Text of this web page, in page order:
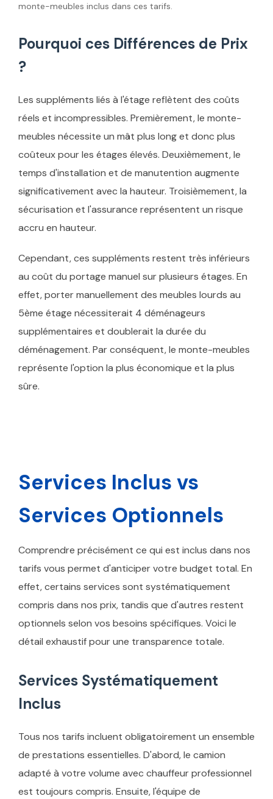
monte-meubles inclus dans ces tarifs.
Pourquoi ces Différences de Prix
?
Les suppléments liés à l'étage reflètent des coûts
réels et incompressibles. Premièrement, le monte-
meubles nécessite un mât plus long et donc plus
coûteux pour les étages élevés. Deuxièmement, le
temps d'installation et de manutention augmente
significativement avec la hauteur. Troisièmement, la
sécurisation et l'assurance représentent un risque
accru en hauteur.
Cependant, ces suppléments restent très inférieurs
au coût du portage manuel sur plusieurs étages. En
effet, porter manuellement des meubles lourds au
5ème étage nécessiterait 4 déménageurs
supplémentaires et doublerait la durée du
déménagement. Par conséquent, le monte-meubles
représente l'option la plus économique et la plus
sûre.
Services Inclus vs
Services Optionnels
Comprendre précisément ce qui est inclus dans nos
tarifs vous permet d'anticiper votre budget total. En
effet, certains services sont systématiquement
compris dans nos prix, tandis que d'autres restent
optionnels selon vos besoins spécifiques. Voici le
détail exhaustif pour une transparence totale.
Services Systématiquement
Inclus
Tous nos tarifs incluent obligatoirement un ensemble
de prestations essentielles. D'abord, le camion
adapté à votre volume avec chauffeur professionnel
est toujours compris. Ensuite, l'équipe de